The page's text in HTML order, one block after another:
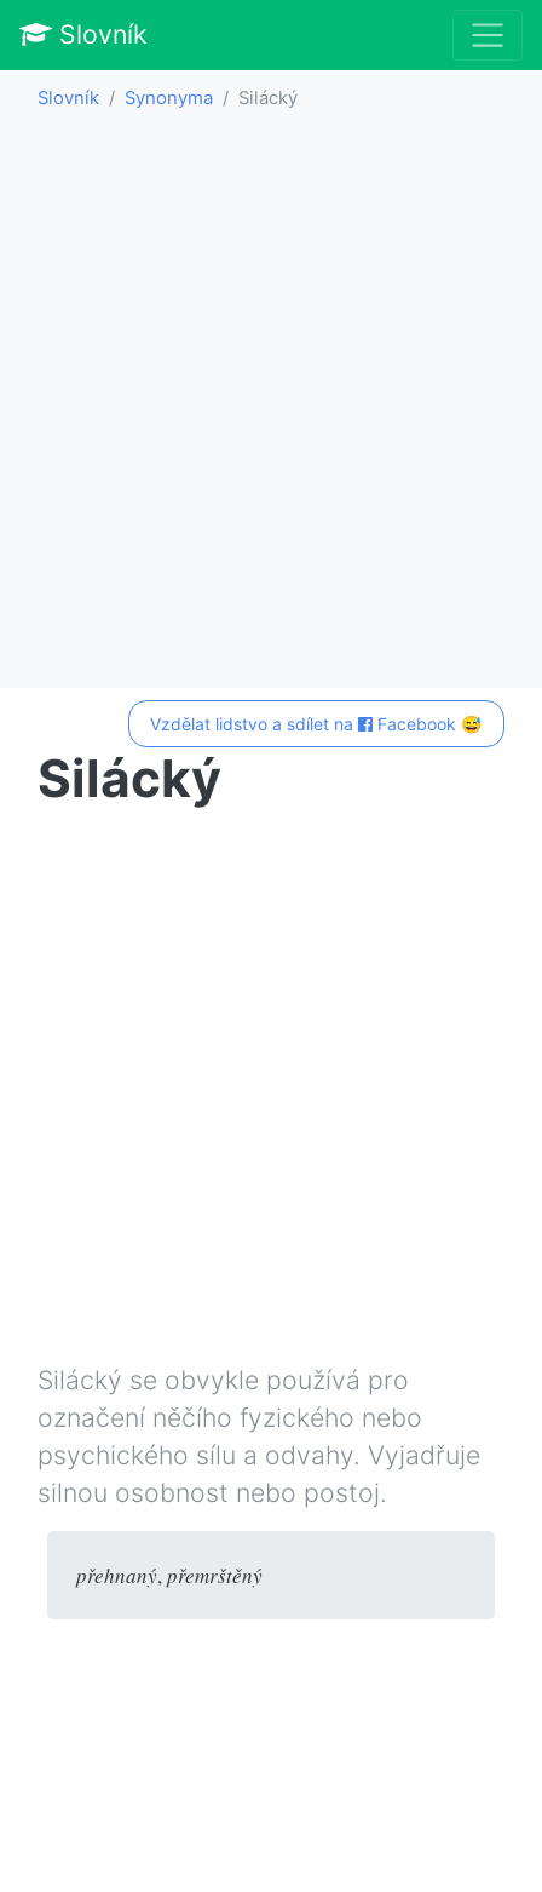
Slovník
Slovník Synonyma Silácký
Vzdělat lidstvo a sdílet na Facebook 😅
Silácký
Silácký se obvykle používá pro
označení něčího fyzického nebo
psychického sílu a odvahy. Vyjadřuje
silnou osobnost nebo postoj.
přehnaný,přemrštěný